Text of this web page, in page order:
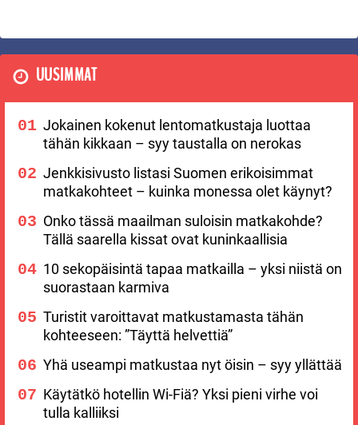
UUSIMMAT
Jokainen kokenut lentomatkustaja luottaa
tähän kikkaan – syy taustalla on nerokas
Jenkkisivusto listasi Suomen erikoisimmat
matkakohteet – kuinka monessa olet käynyt?
Onko tässä maailman suloisin matkakohde?
Tällä saarella kissat ovat kuninkaallisia
10 sekopäisintä tapaa matkailla – yksi niistä on
suorastaan karmiva
Turistit varoittavat matkustamasta tähän
kohteeseen: ”Täyttä helvettiä”
Yhä useampi matkustaa nyt öisin – syy yllättää
Käytätkö hotellin Wi-Fiä? Yksi pieni virhe voi
tulla kalliiksi